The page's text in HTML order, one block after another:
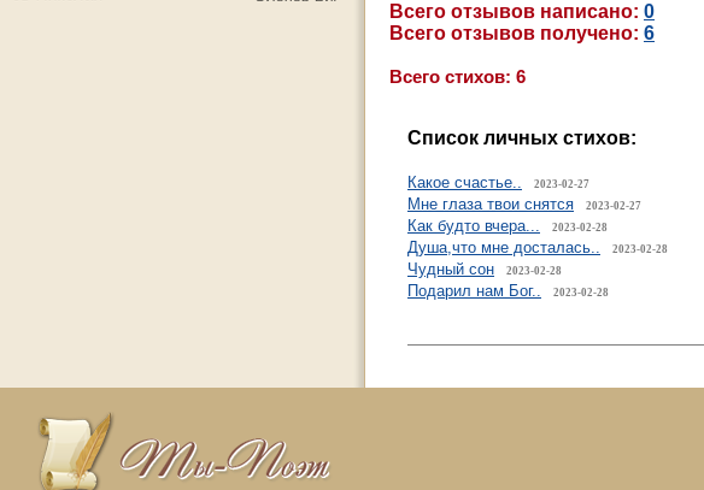
Всего отзывов написано: 0
Всего отзывов получено: 6
Всего стихов: 6
Список личных стихов:
Какое счастье.. 2023-02-27
Мне глаза твои снятся 2023-02-27
Как будто вчера... 2023-02-28
Душа,что мне досталась.. 2023-02-28
Чудный сон 2023-02-28
Подарил нам Бог.. 2023-02-28